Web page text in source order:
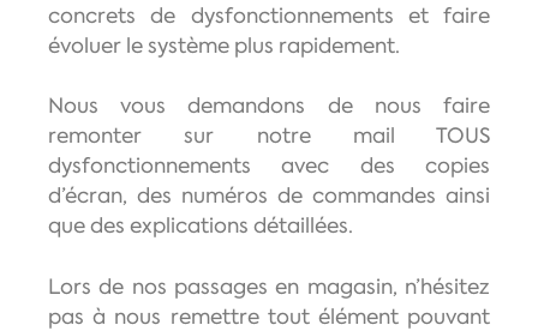
concrets de dysfonctionnements et faire
évoluer le système plus rapidement.
Nous vous demandons de nous faire
remonter sur notre mail TOUS
dysfonctionnements avec des copies
d’écran, des numéros de commandes ainsi
que des explications détaillées.
Lors de nos passages en magasin, n’hésitez
pas à nous remettre tout élément pouvant